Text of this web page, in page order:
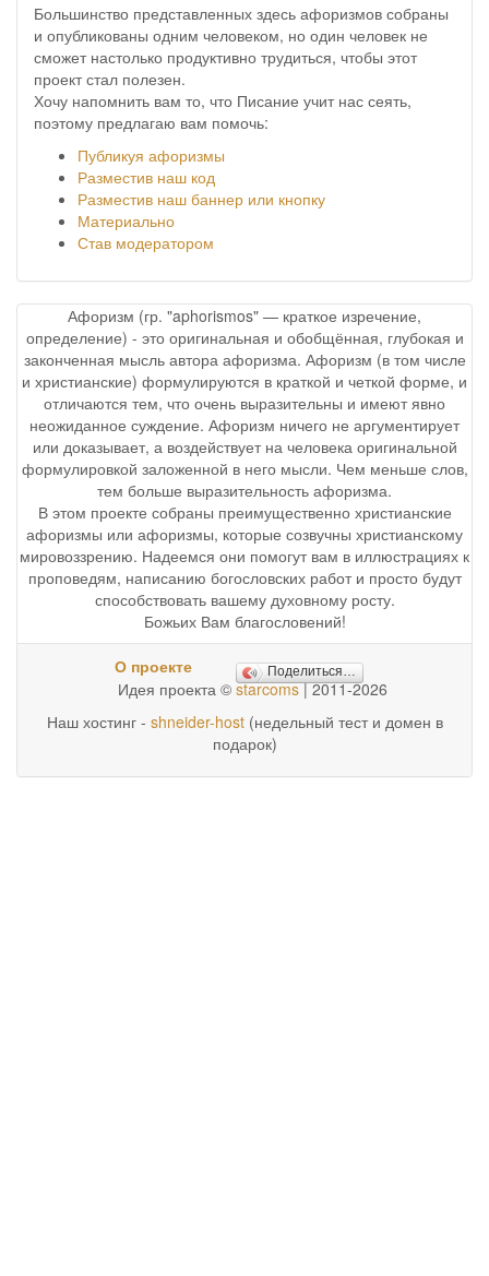
Большинство представленных здесь афоризмов собраны
и опубликованы одним человеком, но один человек не
сможет настолько продуктивно трудиться, чтобы этот
проект стал полезен.
Хочу напомнить вам то, что Писание учит нас сеять,
поэтому предлагаю вам помочь:
Публикуя афоризмы
Разместив наш код
Разместив наш баннер или кнопку
Материально
Став модератором
Афоризм (гр. "aphorismos" — краткое изречение,
определение) - это оригинальная и обобщённая, глубокая и
законченная мысль автора афоризма. Афоризм (в том числе
и христианские) формулируются в краткой и четкой форме, и
отличаются тем, что очень выразительны и имеют явно
неожиданное суждение. Афоризм ничего не аргументирует
или доказывает, а воздействует на человека оригинальной
формулировкой заложенной в него мысли. Чем меньше слов,
тем больше выразительность афоризма.
В этом проекте собраны преимущественно христианские
афоризмы или афоризмы, которые созвучны христианскому
мировоззрению. Надеемся они помогут вам в иллюстрациях к
проповедям, написанию богословских работ и просто будут
способствовать вашему духовному росту.
Божьих Вам благословений!
О проекте Поделиться…
Идея проекта © starcoms| 2011-2026
Наш хостинг - shneider-host(недельный тест и домен в
подарок)